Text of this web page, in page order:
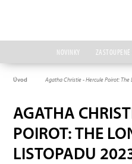
NOVINKY
Úvod Agatha Christie - Hercule Poirot:
AGATHA
POIROT: THE
LISTOPADU